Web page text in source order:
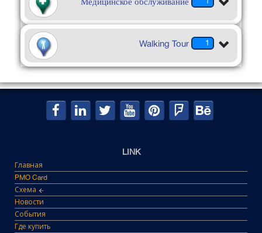
1
Walking Tour
LINK
Главная
PMO Card
Схема
Новости
События
Где купить